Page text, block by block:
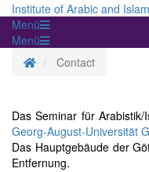
Institute of Arabic and
Menü
Menü
Homepage
Contact
Das Seminar für
Georg-August-Universität
Das Hauptgebäude der
Entfernung.